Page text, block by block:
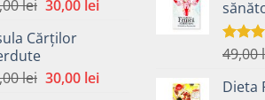
lei Prețul
a
65,00 lei.
30,00 leiPrețul
Cărților
lei Prețul
30,00 leiPrețul
49,00
Dieta